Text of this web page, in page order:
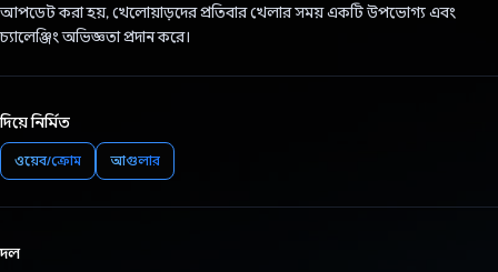
আপডেট করা হয়, খেলোয়াড়দের প্রতিবার খেলার সময় একটি উপভোগ্য এবং
চ্যালেঞ্জিং অভিজ্ঞতা প্রদান করে।
দিয়ে নির্মিত
ওয়েব/ক্রোম আগুলার
দল